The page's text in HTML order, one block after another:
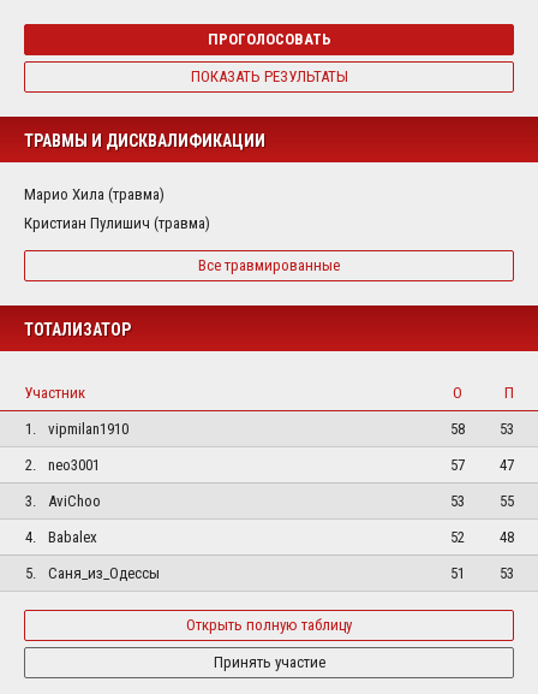
ПРОГОЛОСОВАТЬ
ПОКАЗАТЬ РЕЗУЛЬТАТЫ
ТРАВМЫ И ДИСКВАЛИФИКАЦИИ
Марио Хила (травма)
Кристиан Пулишич (травма)
Все травмированные
ТОТАЛИЗАТОР
Участник О
П
1.
vipmilan1910 58
53
2.
neo3001 57
47
3.
AviChoo 53
55
4.
Babalex 52
48
5.
Саня_из_Одессы 51 53
Открыть полную таблицу
Принять участие